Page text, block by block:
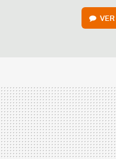
VER